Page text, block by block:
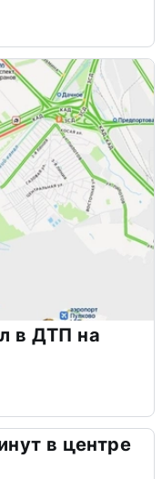
в ДТП на
в центре